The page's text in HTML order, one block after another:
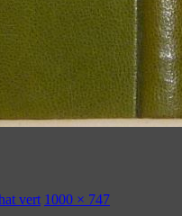
vert 1000 × 747